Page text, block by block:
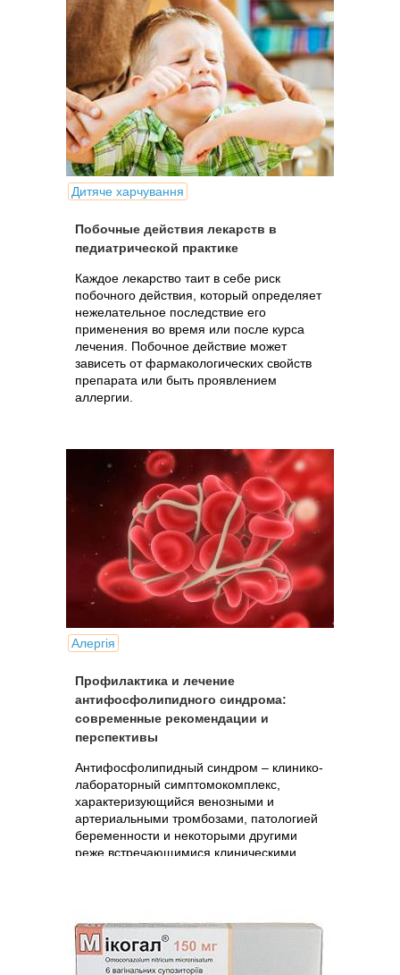
Дитяче харчування
Побочные действия лекарств в
педиатрической практике
Каждое лекарство таит в себе риск
побочного действия, который определяет
нежелательное последствие его
применения во время или после курса
лечения. Побочное действие может
зависеть от фармакологических свойств
препарата или быть проявлением
аллергии.
Алергія
Профилактика и лечение
антифосфолипидного синдрома:
современные рекомендации и
перспективы
Антифосфолипидный синдром – клинико-
лабораторный симптомокомплекс,
характеризующийся венозными и
артериальными тромбозами, патологией
беременности и некоторыми другими
реже встречающимися клиническими